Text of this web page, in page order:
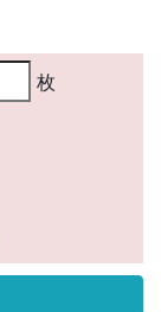
枚